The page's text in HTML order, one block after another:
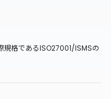
規格であるISO27001/ISMSの